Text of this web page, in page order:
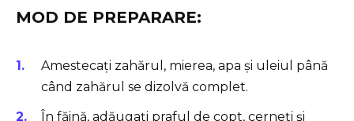
MOD DE PREPARARE:
Amestecați zahărul, mierea, apa și uleiul până
când zahărul se dizolvă complet.
În făină, adăugați praful de copt, cerneți și